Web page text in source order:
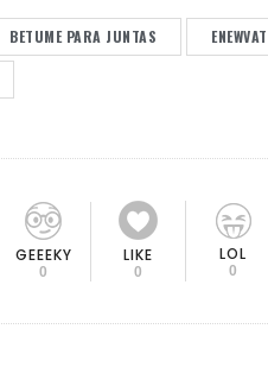
BETUME PARA JUNTAS
GEEEKY
0
LIKE
0
LOL
0